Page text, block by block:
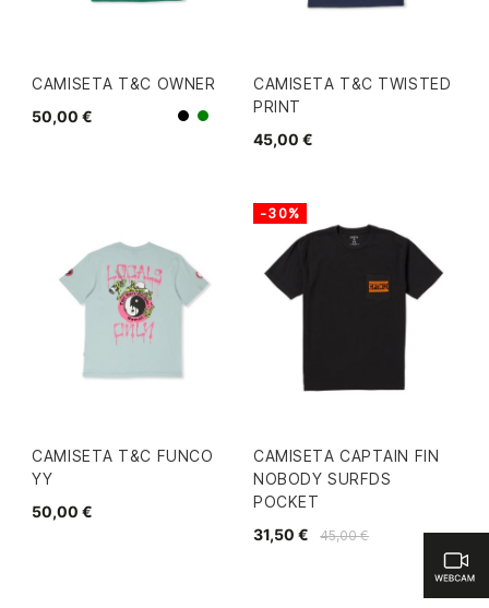
CAMISETA T&C OWNER
50,00 €
NegroVerde
CAMISETA T&C TWISTED
PRINT
45,00 €
CAMISETA T&C FUNCO
YY
50,00 €
CAMISETA CAPTAIN FIN
NOBODY SURFDS
POCKET
45,00 €
31,50 €
-30%